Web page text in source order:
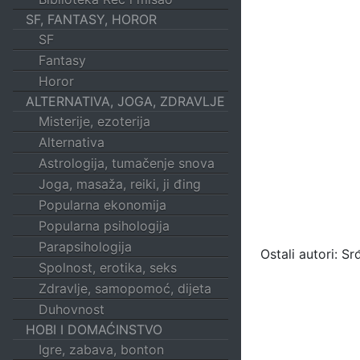
SF, FANTASY, HOROR
SF
Fantasy
Horor
ALTERNATIVA, JOGA, ZDRAVLJE
Misterije, ezoterija
Alternativa
Astrologija, tumačenje snova
Joga, masaža, reiki, ji đing
Popularna ekonomija
Popularna psihologija
Parapsihologija
Spolnost, erotika, seks
Zdravlje, samopomoć, dijeta
Duhovnost
HOBI I DOMAĆINSTVO
Igre, zabava, bonton
Ostali autori: